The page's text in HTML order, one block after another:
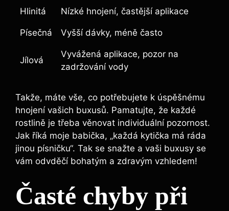
Hlinitá Nízké hnojení,⁤ častější aplikace
Písečná Vyšší‍ dávky, méně často
Jílová
Vyvážená aplikace, pozor na
zadržování vody
Takže, máte vše, co potřebujete k úspěšnému
hnojení vašich⁢ buxusů. Pamatujte, že⁢ každé
rostlině je třeba věnovat individuální pozornost.
Jak‌ říká moje babička, „každá kytička má ráda
jinou písničku“. Tak se ⁤snažte a vaši buxusy se
vám odvděčí bohatým a zdravým vzhledem!
Časté chyby při